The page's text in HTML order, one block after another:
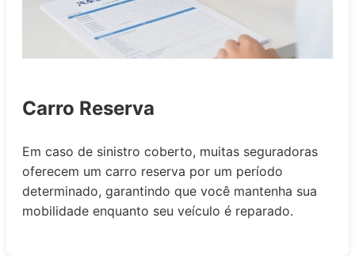
Carro Reserva
Em caso de sinistro coberto, muitas seguradoras
oferecem um carro reserva por um período
determinado, garantindo que você mantenha sua
mobilidade enquanto seu veículo é reparado.